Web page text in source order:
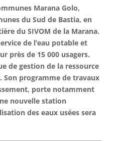
Marana Golo,
du Sud de Bastia, en
du SIVOM de la Marana.
de l’eau potable et
près de 15 000 usagers.
de gestion de la ressource
Son programme de travaux
porte notamment
nouvelle station
des eaux usées sera